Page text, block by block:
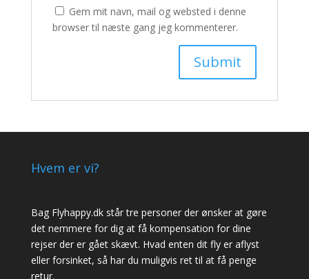
Gem mit navn, mail og websted i denne
browser til næste gang jeg kommenterer.
Hvem er vi?
Bag Flyhappy.dk står tre personer der ønsker at gøre
det nemmere for dig at få kompensation for dine
rejser der er gået skævt. Hvad enten dit fly er aflyst
eller forsinket, så har du muligvis ret til at få penge
retur.